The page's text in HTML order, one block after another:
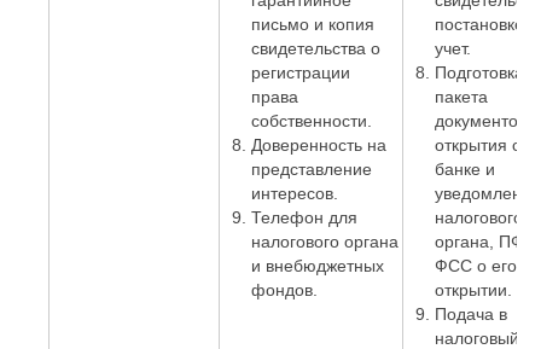
письмо и копия
свидетельства о
регистрации
права
собственности.
Доверенность на
представление
интересов.
Телефон для
налогового органа
и внебюджетных
фондов.
постановке
учет.
Подготовка
пакета
документов
открытия
банке и
уведомление
налогового
органа, ПФР
ФСС о его
открытии.
Подача в
налоговый